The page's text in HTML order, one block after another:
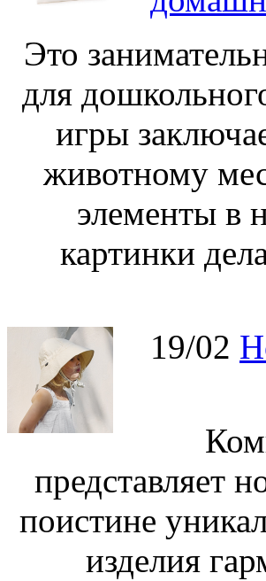
Это
для
игры
животному
элементы в
картинки
19/02
представляет
поистине
изделия